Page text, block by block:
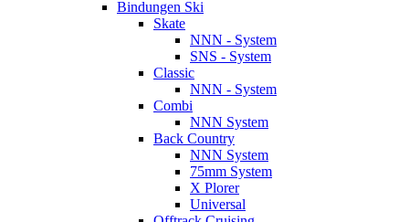
Bindungen Ski
Skate
NNN - System
SNS - System
Classic
NNN - System
Combi
NNN System
Back Country
NNN System
75mm System
X Plorer
Universal